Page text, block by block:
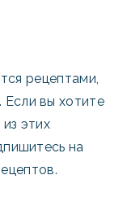
рецептами,
вы хотите
этих
на